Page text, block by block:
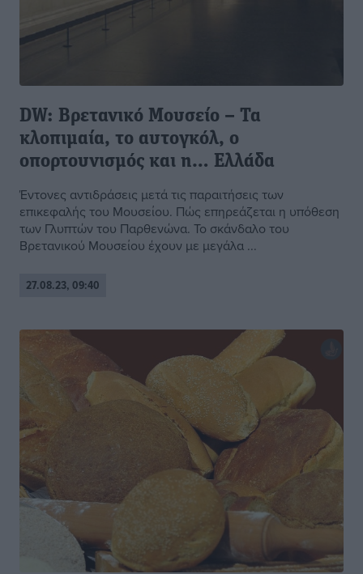
DW: Βρετανικό Μουσείο – Τα
κλοπιμαία, το αυτογκόλ, ο
οπορτουνισμός και η… Ελλάδα
Έντονες αντιδράσεις μετά τις παραιτήσεις των
επικεφαλής του Μουσείου. Πώς επηρεάζεται η υπόθεση
των Γλυπτών του Παρθενώνα. Το σκάνδαλο του
Βρετανικού Μουσείου έχουν με μεγάλα ...
27.08.23, 09:40